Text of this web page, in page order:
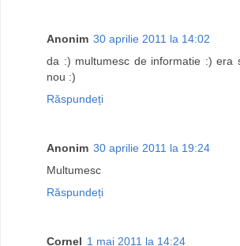
Anonim 30 aprilie 2011 la 14:02
da :) multumesc de informatie :) era
nou :)
Răspundeți
Anonim 30 aprilie 2011 la 19:24
Multumesc
Răspundeți
Cornel 1 mai 2011 la 14:24